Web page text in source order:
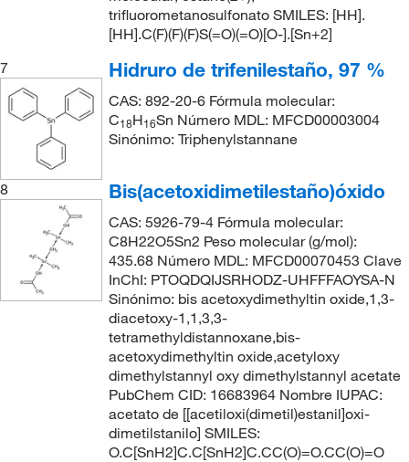
trifluorometanosulfonato SMILES: [HH].
[HH].C(F)(F)(F)S(=O)(=O)[O-].[Sn+2]
7
Hidruro de trifenilestaño, 97 %
CAS: 892-20-6 Fórmula molecular:
C18H16Sn Número MDL: MFCD00003004
Sinónimo: Triphenylstannane
8 Bis(acetoxidimetilestaño)óxido
CAS: 5926-79-4 Fórmula molecular:
C8H22O5Sn2 Peso molecular (g/mol):
435.68 Número MDL: MFCD00070453 Clave
InChI: PTOQDQIJSRHODZ-UHFFFAOYSA-N
Sinónimo: bis acetoxydimethyltin oxide,1,3-
diacetoxy-1,1,3,3-
tetramethyldistannoxane,bis-
acetoxydimethyltin oxide,acetyloxy
dimethylstannyl oxy dimethylstannyl acetate
PubChem CID: 16683964 Nombre IUPAC:
acetato de [[acetiloxi(dimetil)estanil]oxi-
dimetilstanilo] SMILES:
O.C[SnH2]C.C[SnH2]C.CC(O)=O.CC(O)=O